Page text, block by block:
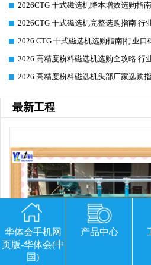
2026CTG 干式磁选机降本增效选购指
2026CTG 干式磁选机完整选购指南
2026 CTG 干式磁选机选购指南|行业
2026 高精度粉料磁选机选购全攻略 行
2026 高精度粉料磁选机头部厂家选购
最新工程
华体会手机网
页版-华体会(中
国)
产品中心